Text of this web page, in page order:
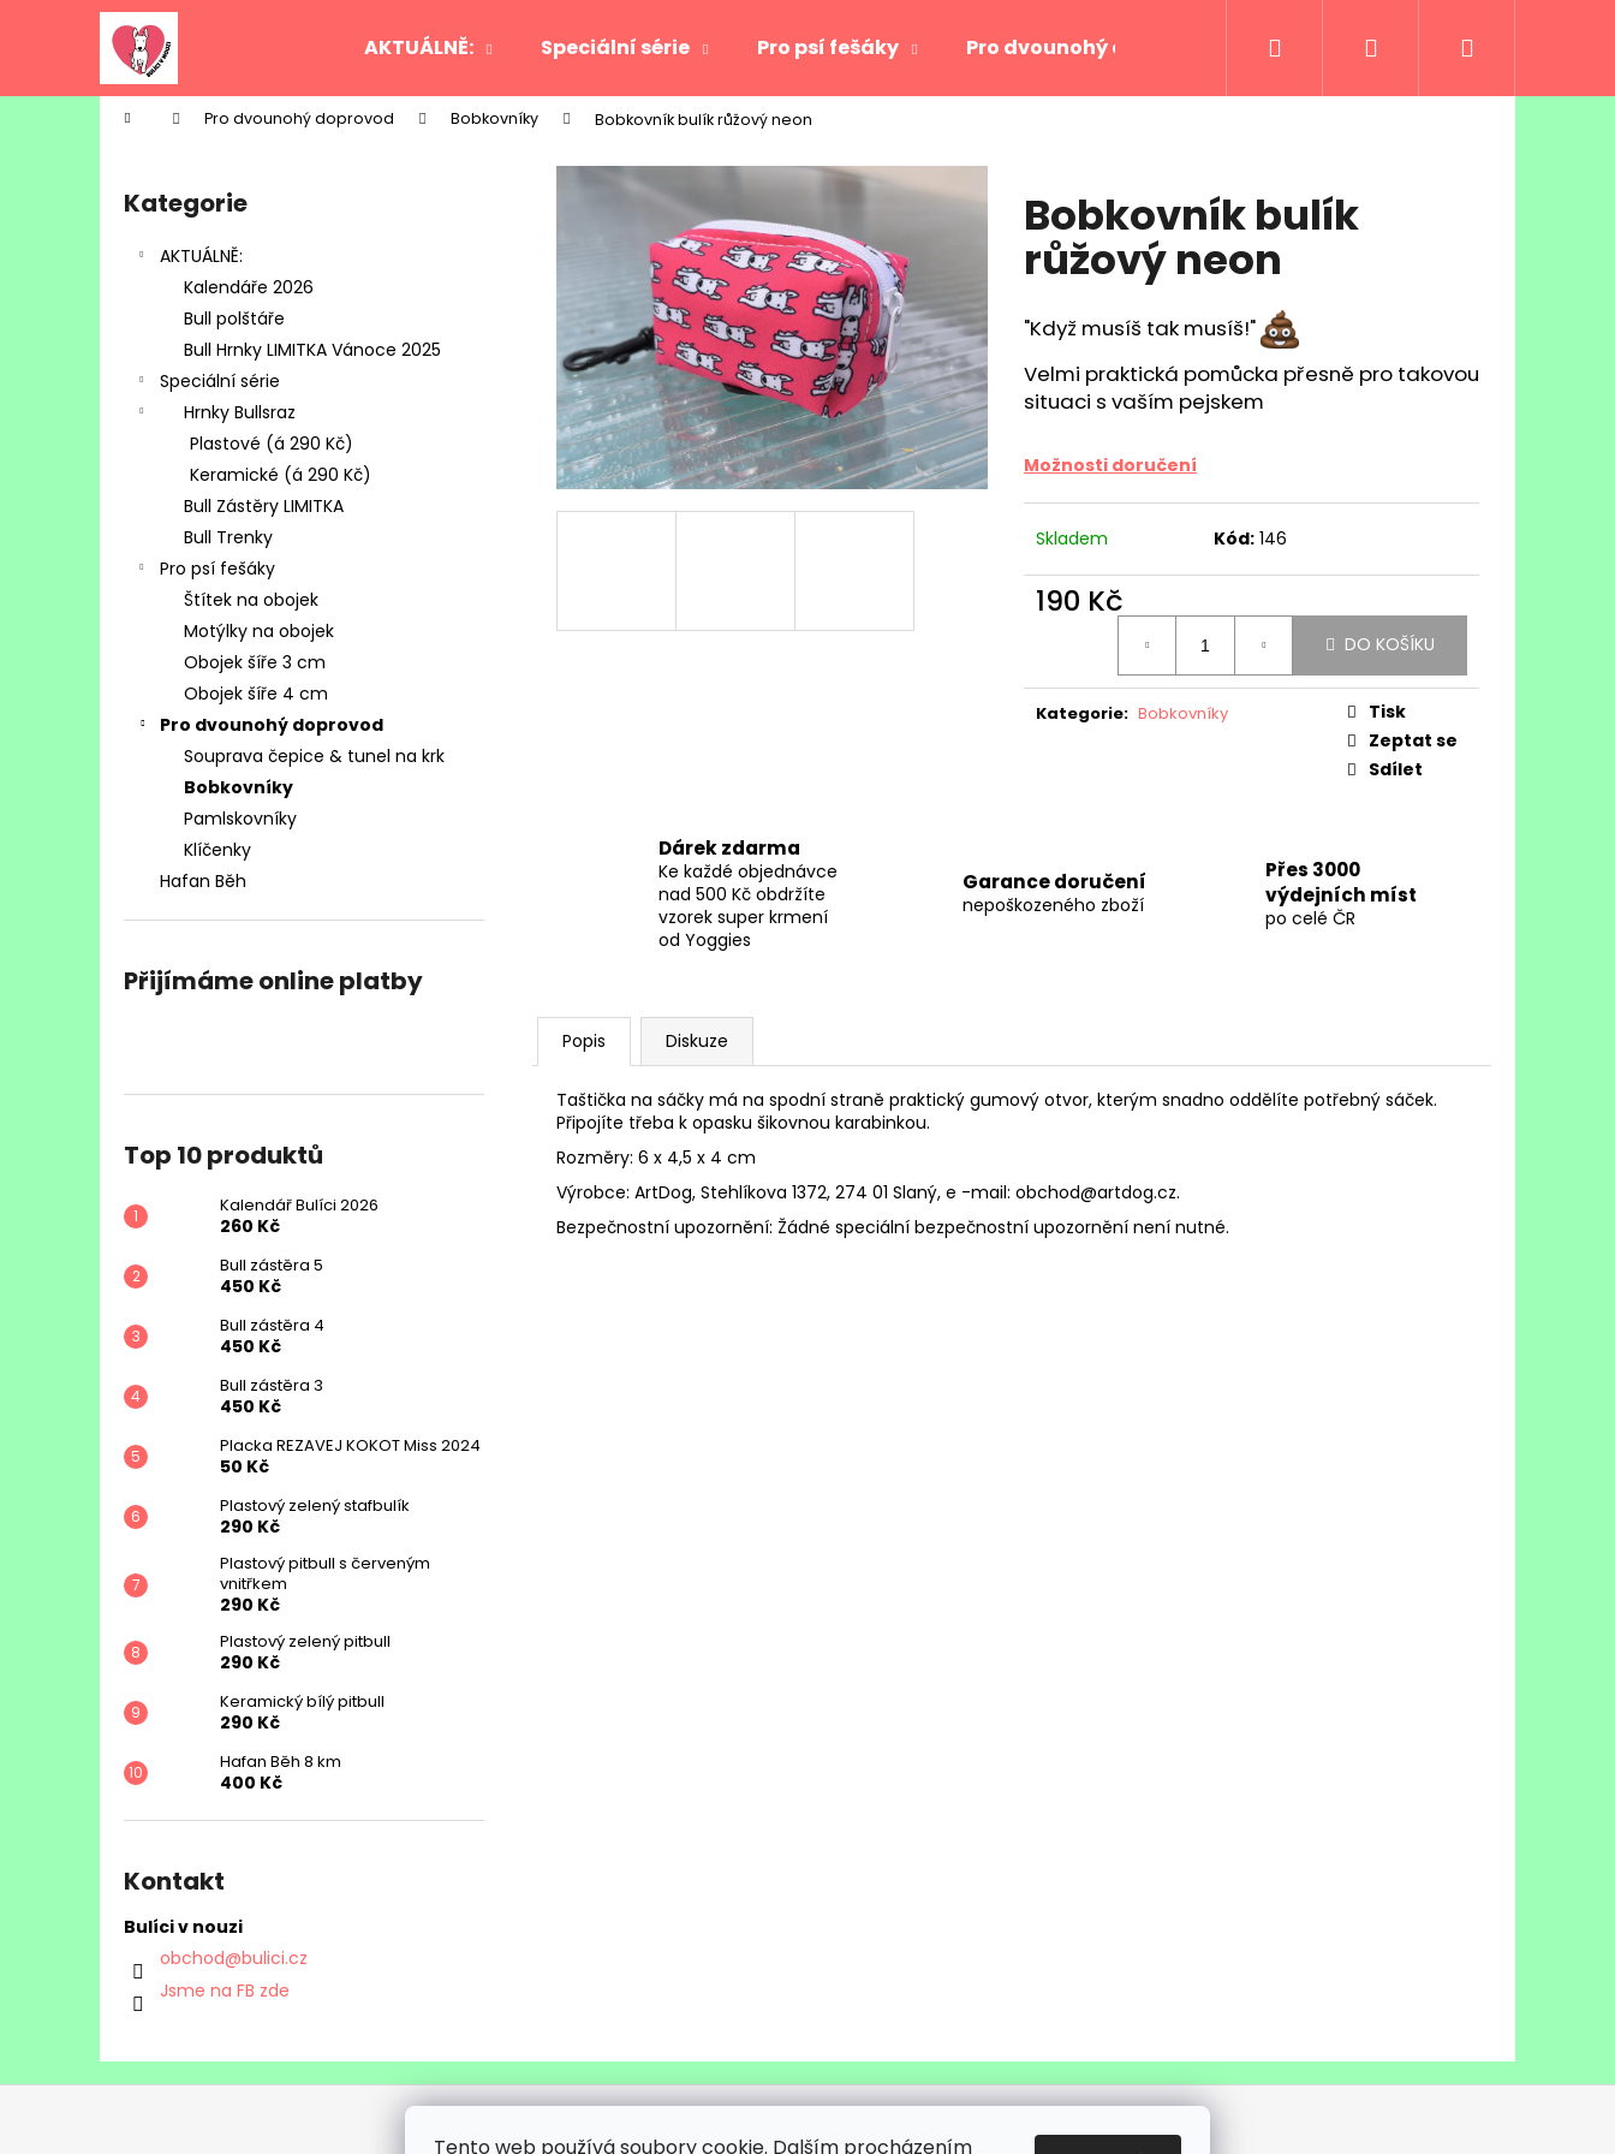
Tento web používá soubory cookie. Dalším procházením
AKTUÁLNĚ: Speciální série Pro psí fešáky Pro dvounohý doprovod Hafan Běh Obchodní
Přihlášení
Domů Pro dvounohý doprovod Bobkovníky Bobkovník bulík růžový neon
Přeskočit
kategorie
Kategorie
AKTUÁLNĚ:
Kalendáře 2026
Bull polštáře
Bull Hrnky LIMITKA Vánoce 2025
Speciální série
Hrnky Bullsraz
Plastové (á 290 Kč)
Keramické (á 290 Kč)
Bull Zástěry LIMITKA
Bull Trenky
Pro psí fešáky
Štítek na obojek
Motýlky na obojek
Obojek šíře 3 cm
Obojek šíře 4 cm
Pro dvounohý doprovod
Souprava čepice & tunel na krk
Bobkovníky
Pamlskovníky
Klíčenky
Hafan Běh
Přijímáme online platby
Top 10 produktů
Kalendář Bulíci 2026
260 Kč
Bull zástěra 5
450 Kč
Bull zástěra 4
450 Kč
Bull zástěra 3
450 Kč
Placka REZAVEJ KOKOT Miss 2024
50 Kč
Plastový zelený stafbulík
290 Kč
Plastový pitbull s červeným
vnitřkem
290 Kč
Plastový zelený pitbull
290 Kč
Keramický bílý pitbull
290 Kč
Hafan Běh 8 km
400 Kč
Kontakt
Bulíci v nouzi
obchod@bulici.cz
Jsme na FB zde
Bobkovník bulík
růžový neon
"Když musíš tak musíš!"
Velmi praktická pomůcka přesně pro takovou
situaci s vaším pejskem
Možnosti doručení
Skladem Kód: 146
190 Kč
DO KOŠÍKU
Kategorie: Bobkovníky
Tisk
Zeptat se
Sdílet
Dárek zdarma
Ke každé objednávce
nad 500 Kč obdržíte
vzorek super krmení
od Yoggies
Garance doručení
nepoškozeného zboží
Přes 3000
výdejních míst
po celé ČR
Popis Diskuze
Taštička na sáčky má na spodní straně praktický gumový otvor, kterým snadno oddělíte potřebný sáček.
Připojíte třeba k opasku šikovnou karabinkou.
Rozměry: 6 x 4,5 x 4 cm
Výrobce: ArtDog, Stehlíkova 1372, 274 01 Slaný, e -mail: obchod@artdog.cz.
Bezpečnostní upozornění: Žádné speciální bezpečnostní upozornění není nutné.
í
Zpět
do
Zpět
do
Co potřebujete najít?
Doporučujeme
KALENDÁŘ BULÍCI 2026
260 Kč
BULL ZÁSTĚRA 4
Z
HAF&MŇAU pro všechny milovníky psů a koček